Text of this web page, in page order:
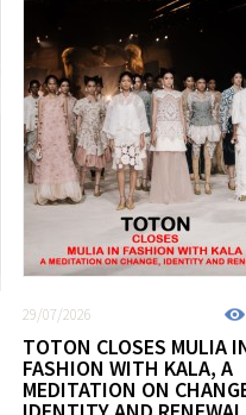
29/07/2026
TOTON CLOSES MULIA
FASHION WITH KALA, A
MEDITATION ON